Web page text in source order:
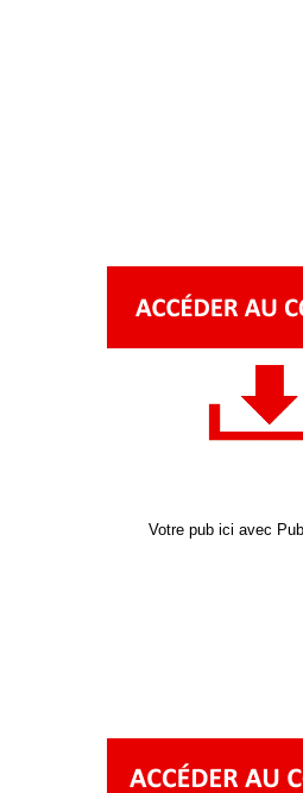
Votre pub ici avec